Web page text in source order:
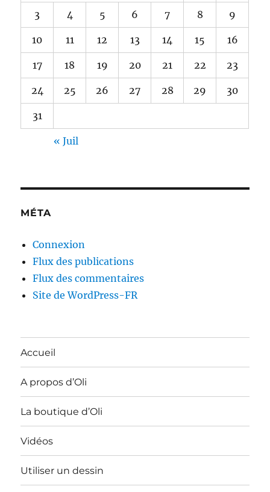
3 4 5 6 7 8 9
10 11 12 13 14 15 16
17 18 19 20 21 22 23
24 25 26 27 28 29 30
31
« Juil
MÉTA
Connexion
Flux des publications
Flux des commentaires
Site de WordPress-FR
Accueil
A propos d’Oli
La boutique d’Oli
Vidéos
Utiliser un dessin